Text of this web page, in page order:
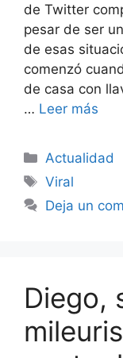
de Twitter
pesar de ser
de esas
comenzó
de casa con
… Leer más
Categorías
Actualidad
Etiquetas
Viral
Deja un
Diego,